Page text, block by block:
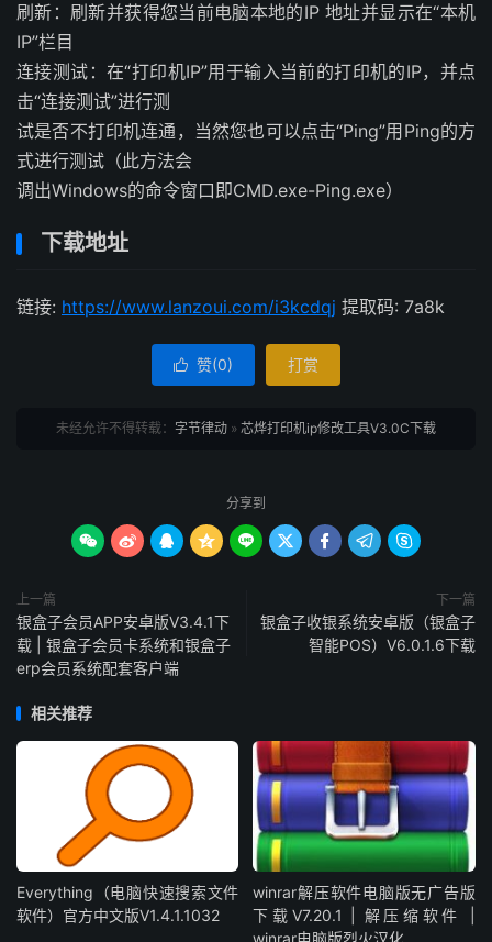
刷新：刷新并获得您当前电脑本地的IP 地址并显示在“本机
IP”栏目
连接测试：在“打印机IP”用于输入当前的打印机的IP，并点
击“连接测试”进行测
试是否不打印机连通，当然您也可以点击“Ping”用Ping的方
式进行测试（此方法会
调出Windows的命令窗口即CMD.exe-Ping.exe）
下载地址
链接: https://www.lanzoui.com/i3kcdqj 提取码: 7a8k
 赞(0) 打赏
未经允许不得转载： 字节律动 » 芯烨打印机ip修改工具V3.0C下载
分享到
        
上一篇
银盒子会员APP安卓版V3.4.1下
载 | 银盒子会员卡系统和银盒子
erp会员系统配套客户端
下一篇
银盒子收银系统安卓版（银盒子
智能POS）V6.0.1.6下载
相关推荐
Everything（电脑快速搜索文件
软件）官方中文版V1.4.1.1032
winrar解压软件电脑版无广告版
下载V7.20.1 | 解压缩软件 |